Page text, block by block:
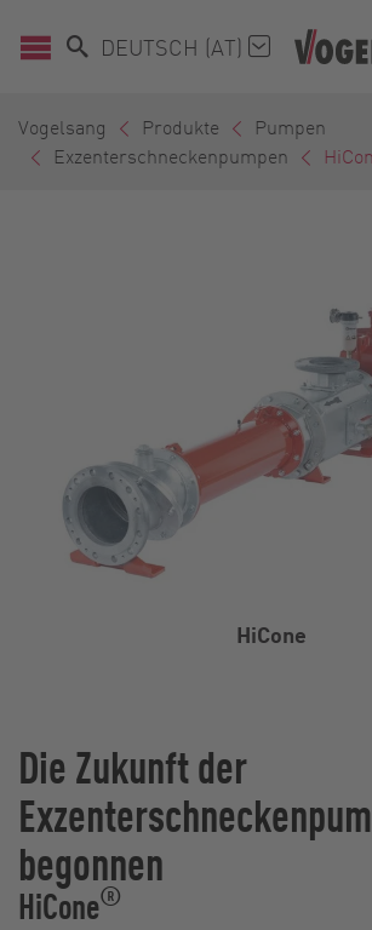
DEUTSCH (AT)
Vogelsang Produkte
Pumpen
Exzenterschneckenpumpen
HiCone
Die Zukunft der
begonnen
HiCone®